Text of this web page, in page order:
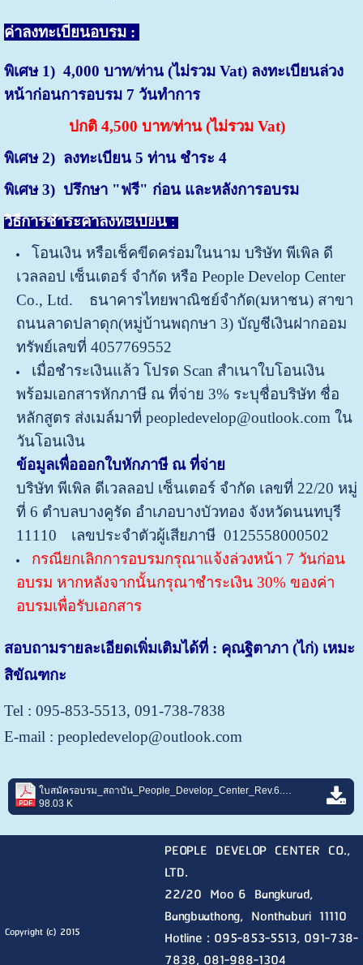
ค่าลงทะเบียนอบรม :
พิเศษ 1) 4,000 บาท/ท่าน (ไม่รวม Vat) ลงทะเบียนล่วง
หน้าก่อนการอบรม 7 วันทำการ
ปกติ 4,500 บาท/ท่าน (ไม่รวม Vat)
พิเศษ 2) ลงทะเบียน 5 ท่าน ชำระ 4
พิเศษ 3) ปรึกษา "ฟรี" ก่อน และหลังการอบรม
วิธีการชำระค่าลงทะเบียน:
โอนเงิน หรือเช็คขีดคร่อมในนาม บริษัท พีเพิล ดี
เวลลอป เซ็นเตอร์ จำกัด หรือ People Develop Center
Co., Ltd. ธนาคารไทยพาณิชย์จำกัด(มหาชน) สาขา
ถนนลาดปลาดุก(หมู่บ้านพฤกษา 3) บัญชีเงินฝากออม
ทรัพย์เลขที่ 4057769552
เมื่อชำระเงินแล้ว โปรด Scan สำเนาใบโอนเงิน
พร้อมเอกสารหักภาษี ณ ที่จ่าย 3% ระบุชื่อบริษัท ชื่อ
หลักสูตร ส่งเมล์มาที่ peopledevelop@outlook.com ใน
วันโอนเงิน
ข้อมูลเพื่อออกใบหักภาษี ณ ที่จ่าย
บริษัท พีเพิล ดีเวลลอป เซ็นเตอร์ จำกัด เลขที่ 22/20 หมู่
ที่ 6 ตำบลบางคูรัด อำเภอบางบัวทอง จังหวัดนนทบุรี
11110
เลขประจำตัวผู้เสียภาษี 0125558000502
กรณียกเลิกการอบรมกรุณาแจ้งล่วงหน้า 7 วันก่อน
อบรม หากหลังจากนั้นกรุณาชำระเงิน 30% ของค่า
อบรมเพื่อรับเอกสาร
สอบถามรายละเอียดเพิ่มเติมได้ที่ : คุณฐิตาภา (ไก่) เหมะ
สิขัณฑกะ
Tel : 095-853-5513, 091-738-7838
E-mail : peopledevelop@outlook.com
ใบสมัครอบรม_สถาบัน_People_Develop_Center_Rev.6.pdf
98.03 K
Copyright (c) 2015
PEOPLE DEVELOP CENTER CO.,
LTD.
22/20 Moo 6 Bangkurad,
Bangbuathong, Nonthaburi 11110
Hotline : 095-853-5513, 091-738-
7838, 081-988-1304